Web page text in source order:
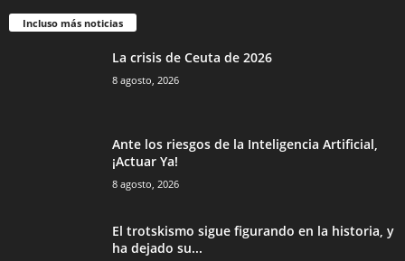
Incluso más noticias
La crisis de Ceuta de 2026
8 agosto, 2026
Ante los riesgos de la Inteligencia Artificial,
¡Actuar Ya!
8 agosto, 2026
El trotskismo sigue figurando en la historia, y
ha dejado su...